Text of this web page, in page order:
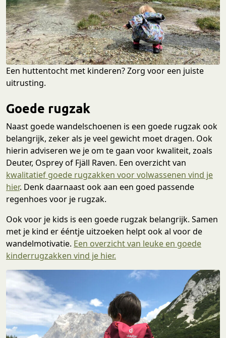
Een huttentocht met kinderen? Zorg voor een juiste
uitrusting.
Goede rugzak
Naast goede wandelschoenen is een goede rugzak ook
belangrijk, zeker als je veel gewicht moet dragen. Ook
hierin adviseren we je om te gaan voor kwaliteit, zoals
Deuter, Osprey of Fjäll Raven. Een overzicht van
kwalitatief goede rugzakken voor volwassenen vind je
hier. Denk daarnaast ook aan een goed passende
regenhoes voor je rugzak.
Ook voor je kids is een goede rugzak belangrijk. Samen
met je kind er ééntje uitzoeken helpt ook al voor de
wandelmotivatie. Een overzicht van leuke en goede
kinderrugzakken vind je hier.